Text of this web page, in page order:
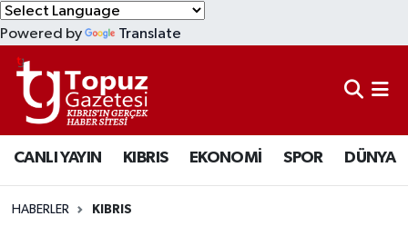
Powered by Translate
CANLI YAYIN KIBRIS EKONOMİ SPOR DÜNYA
HABERLER KIBRIS
KIBRIS
DÜNYA
EKONOMİ
MAGAZİN
Lefkoşa Nöbetçi Eczaneler
Lefkoşa Hava Durumu
Lefkoşa Trafik Yoğunluk Haritası
Süper Lig Puan Durumu ve Fikstür